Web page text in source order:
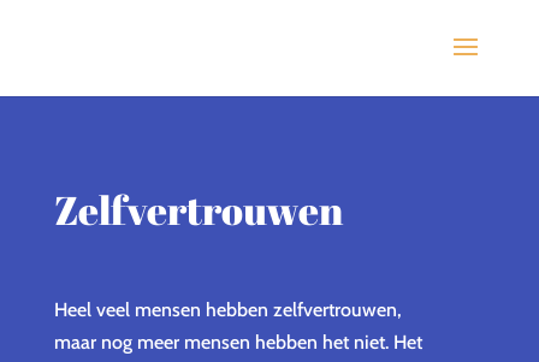
Zelfvertrouwen
Heel veel mensen hebben zelfvertrouwen,
maar nog meer mensen hebben het niet. Het